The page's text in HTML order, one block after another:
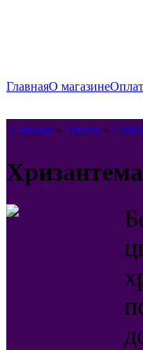
ГлавнаяО магазине
Главная » Цветы »